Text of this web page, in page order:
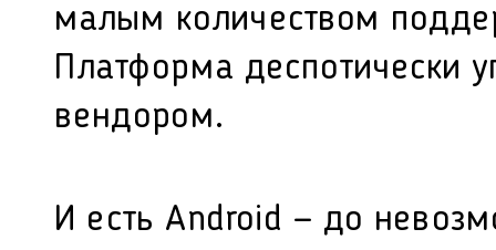
малым количеством
Платформа деспотически
вендором.
И есть Android — до